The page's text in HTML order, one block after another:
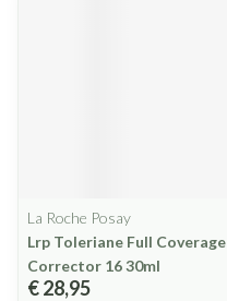
La Roche Posay
Lrp Toleriane Full Coverage
Corrector 16 30ml
€ 28,95